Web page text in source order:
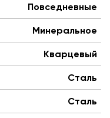
Повседневные
Минеральное
Кварцевый
Сталь
Сталь